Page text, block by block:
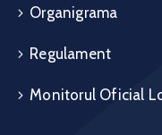
Organigrama
Regulament
Monitorul Oficial